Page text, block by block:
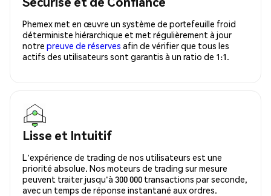
Phemex met en œuvre un système de portefeuille froid
déterministe hiérarchique et met régulièrement à jour
notre preuve de réserves afin de vérifier que tous les
actifs des utilisateurs sont garantis à un ratio de 1:1.
Lisse et Intuitif
L'expérience de trading de nos utilisateurs est une
priorité absolue. Nos moteurs de trading sur mesure
peuvent traiter jusqu'à 300 000 transactions par seconde,
avec un temps de réponse instantané aux ordres.